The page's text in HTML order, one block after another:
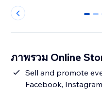
0 1
ภาพรวม Online
Sell and promote
Facebook,